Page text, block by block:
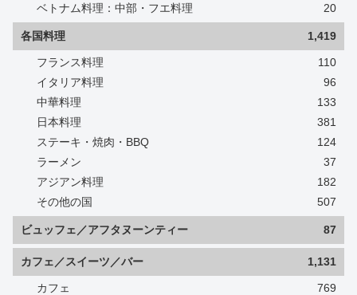
ベトナム料理：中部・フエ料理
20
各国料理 1,419
フランス料理
110
イタリア料理
96
中華料理
133
日本料理
381
ステーキ・焼肉・BBQ
124
ラーメン
37
アジアン料理
182
その他の国
507
ビュッフェ／アフタヌーンティー 87
カフェ／スイーツ／バー 1,131
カフェ
769